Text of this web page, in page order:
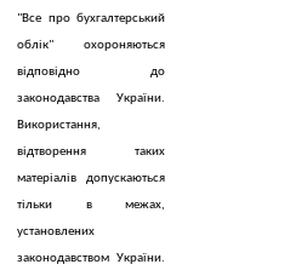
"Все про бухгалтерський
облік" охороняються
відповідно до
законодавства України.
Використання,
відтворення таких
матеріалів допускаються
тільки в межах,
установлених
законодавством України.